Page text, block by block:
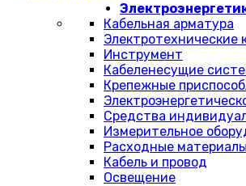
Кабельная арматура
Электротехнические
Инструмент
Кабеленесущие
Крепежные
Средства
Измерительное
Расходные материалы
Кабель и провод
Освещение